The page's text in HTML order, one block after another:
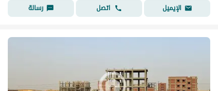
الإيميل
اتصل رسالة